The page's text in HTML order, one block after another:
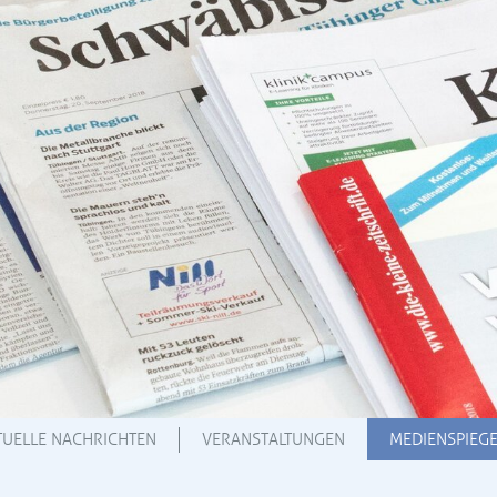
NACHRICHTEN VERANSTALTUNGEN